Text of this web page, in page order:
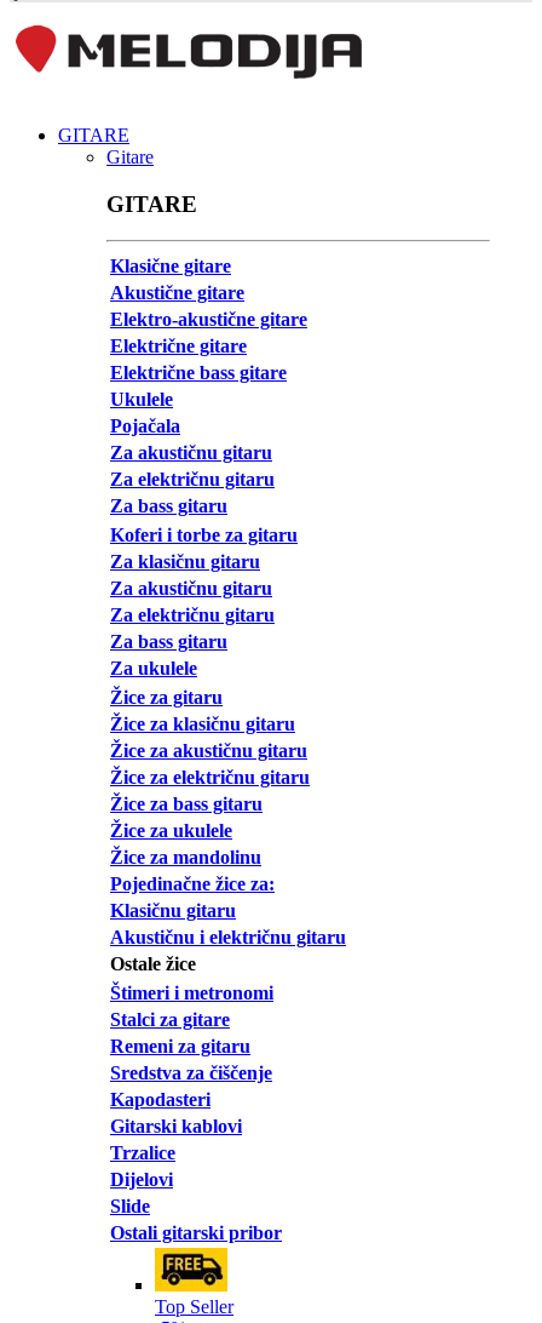
GITARE
Gitare
GITARE
Klasične gitare
Akustične gitare
Elektro-akustične gitare
Električne gitare
Električne bass gitare
Ukulele
Pojačala
Za akustičnu gitaru
Za električnu gitaru
Za bass gitaru
Koferi i torbe za gitaru
Za klasičnu gitaru
Za akustičnu gitaru
Za električnu gitaru
Za bass gitaru
Za ukulele
Žice za gitaru
Žice za klasičnu gitaru
Žice za akustičnu gitaru
Žice za električnu gitaru
Žice za bass gitaru
Žice za ukulele
Žice za mandolinu
Pojedinačne žice za:
Klasičnu gitaru
Akustičnu i električnu gitaru
Ostale žice
Štimeri i metronomi
Stalci za gitare
Remeni za gitaru
Sredstva za čiščenje
Kapodasteri
Gitarski kablovi
Trzalice
Dijelovi
Slide
Ostali gitarski pribor
Top Seller